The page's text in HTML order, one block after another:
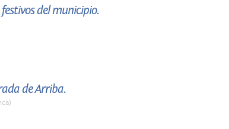
del municipio.
de Arriba.